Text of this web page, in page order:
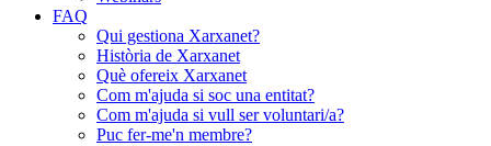
FAQ
Qui gestiona Xarxanet?
Història de Xarxanet
Què ofereix Xarxanet
Com m'ajuda si soc una entitat?
Com m'ajuda si vull ser voluntari/a?
Puc fer-me'n membre?